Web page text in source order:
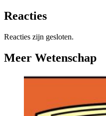
Reacties
Reacties zijn gesloten.
Meer Wetenschap